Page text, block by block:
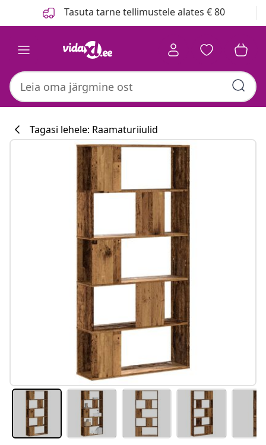
Tasuta tarne tellimustele alates € 80
#sharemevidaxl
Tagasi lehele: Raamaturiiulid